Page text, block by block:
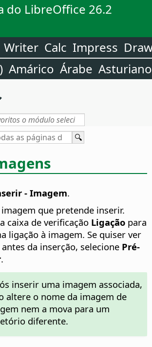
do LibreOffice 26.2
Writer Calc Impress
Amárico Árabe Asturiano
- Imagem.
imagem que pretende inserir.
caixa de verificação Ligação para
ligação à imagem. Se quiser ver
da inserção, selecione Pré-
.
inserir uma imagem associada,
altere o nome da imagem de
nem a mova para um
diferente.